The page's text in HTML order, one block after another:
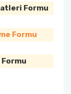
Formu
Formu